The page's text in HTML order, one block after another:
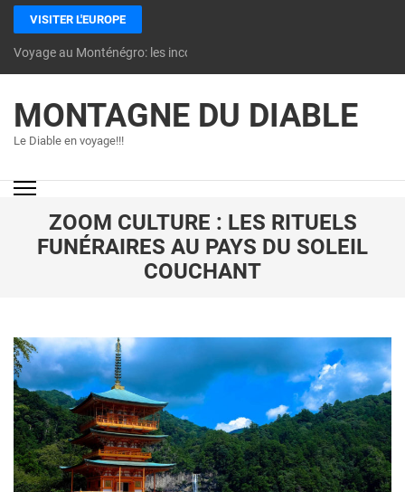
VISITER L'EUROPE
Voyage au Monténégro: les incontournables à découvrir
MONTAGNE DU DIABLE
Le Diable en voyage!!!
ZOOM CULTURE : LES RITUELS
FUNÉRAIRES AU PAYS DU SOLEIL
COUCHANT